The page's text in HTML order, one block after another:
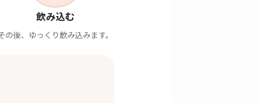
飲み込む
の後、ゆっくり飲み込みます。